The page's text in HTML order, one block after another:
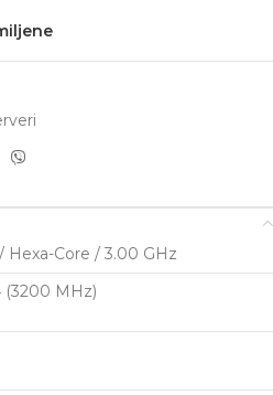
Hexa-Core / 3.00 GHz
(3200 MHz)